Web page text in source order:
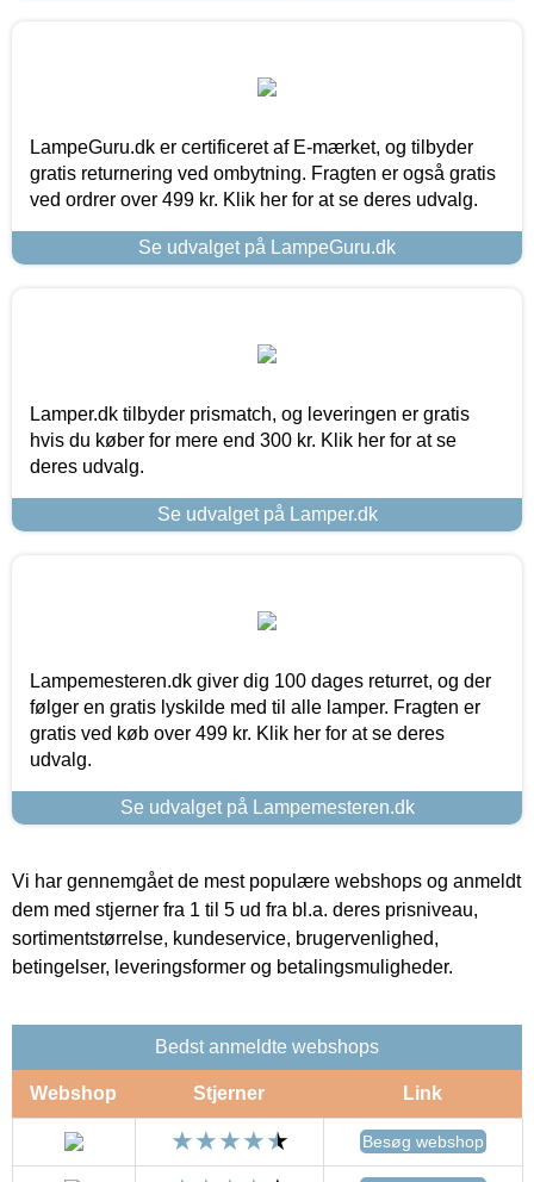
LampeGuru.dk er certificeret af E-mærket, og tilbyder
gratis returnering ved ombytning. Fragten er også gratis
ved ordrer over 499 kr. Klik her for at se deres udvalg.
Se udvalget på LampeGuru.dk
Lamper.dk tilbyder prismatch, og leveringen er gratis
hvis du køber for mere end 300 kr. Klik her for at se
deres udvalg.
Se udvalget på Lamper.dk
Lampemesteren.dk giver dig 100 dages returret, og der
følger en gratis lyskilde med til alle lamper. Fragten er
gratis ved køb over 499 kr. Klik her for at se deres
udvalg.
Se udvalget på Lampemesteren.dk
Vi har gennemgået de mest populære webshops og anmeldt
dem med stjerner fra 1 til 5 ud fra bl.a. deres prisniveau,
sortimentstørrelse, kundeservice, brugervenlighed,
betingelser, leveringsformer og betalingsmuligheder.
Bedst anmeldte webshops
Webshop Stjerner Link
Besøg webshop